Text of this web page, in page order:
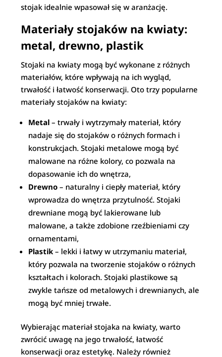
stojak idealnie wpasował się w aranżację.
Materiały stojaków na kwiaty:
metal, drewno, plastik
Stojaki na kwiaty mogą być wykonane z różnych
materiałów, które wpływają na ich wygląd,
trwałość i łatwość konserwacji. Oto trzy popularne
materiały stojaków na kwiaty:
Metal – trwały i wytrzymały materiał, który
nadaje się do stojaków o różnych formach i
konstrukcjach. Stojaki metalowe mogą być
malowane na różne kolory, co pozwala na
dopasowanie ich do wnętrza,
Drewno – naturalny i ciepły materiał, który
wprowadza do wnętrza przytulność. Stojaki
drewniane mogą być lakierowane lub
malowane, a także zdobione rzeźbieniami czy
ornamentami,
Plastik – lekki i łatwy w utrzymaniu materiał,
który pozwala na tworzenie stojaków o różnych
kształtach i kolorach. Stojaki plastikowe są
zwykle tańsze od metalowych i drewnianych, ale
mogą być mniej trwałe.
Wybierając materiał stojaka na kwiaty, warto
zwrócić uwagę na jego trwałość, łatwość
konserwacji oraz estetykę. Należy również